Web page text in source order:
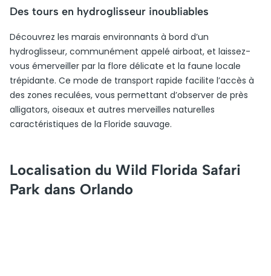
Des tours en hydroglisseur inoubliables
Découvrez les marais environnants à bord d’un
hydroglisseur, communément appelé airboat, et laissez-
vous émerveiller par la flore délicate et la faune locale
trépidante. Ce mode de transport rapide facilite l’accès à
des zones reculées, vous permettant d’observer de près
alligators, oiseaux et autres merveilles naturelles
caractéristiques de la Floride sauvage.
Localisation du Wild Florida Safari
Park dans Orlando